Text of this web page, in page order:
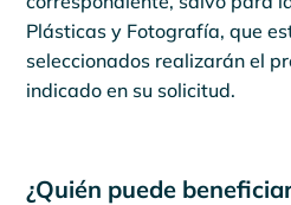
Plásticas y Fotografía, que
seleccionados realizarán el
indicado en su solicitud.
¿Quién puede